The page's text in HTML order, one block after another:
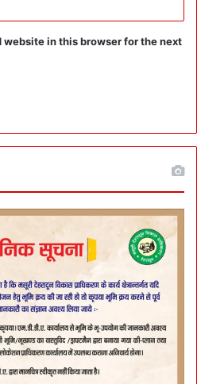
website in this browser for the next